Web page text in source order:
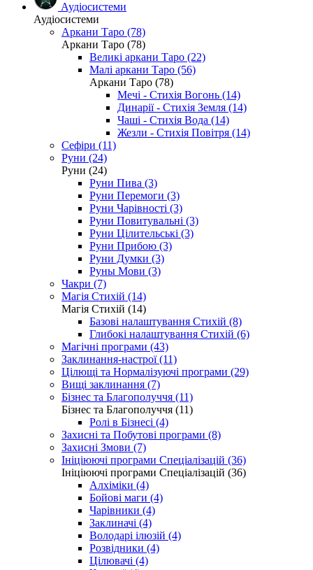
Аудіосистеми
Аудіосистеми
Аркани Таро (78)
Аркани Таро (78)
Великі аркани Таро (22)
Малі аркани Таро (56)
Аркани Таро (78)
Мечі - Стихія Вогонь (14)
Динарії - Стихія Земля (14)
Чаші - Стихія Вода (14)
Жезли - Стихія Повітря (14)
Сефіри (11)
Руни (24)
Руни (24)
Руни Пива (3)
Руни Перемоги (3)
Руни Чарівності (3)
Руни Повитувальні (3)
Руни Цілительські (3)
Руни Прибою (3)
Руни Думки (3)
Руны Мови (3)
Чакри (7)
Магія Стихій (14)
Магія Стихій (14)
Базові налаштування Стихій (8)
Глибокі налаштування Стихій (6)
Магічні програми (43)
Заклинання-настрої (11)
Цілющі та Нормалізуючі програми (29)
Вищі заклинання (7)
Бізнес та Благополуччя (11)
Бізнес та Благополуччя (11)
Ролі в Бізнесі (4)
Захисні та Побутові програми (8)
Захисні Змови (7)
Ініціюючі програми Спеціалізацій (36)
Ініціюючі програми Спеціалізацій (36)
Алхіміки (4)
Бойові маги (4)
Чарівники (4)
Заклиначі (4)
Володарі ілюзій (4)
Розвідники (4)
Цілювачі (4)